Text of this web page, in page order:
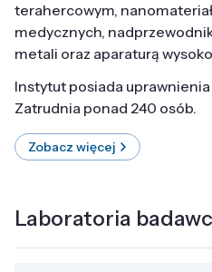
terahercowym,
medycznych,
metali oraz aparaturą
Instytut posiada
Zatrudnia ponad 240 osób.
Zobacz więcej
Laboratoria